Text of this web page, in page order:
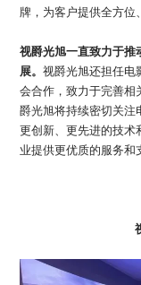
牌，为客户提供全方位
视爵光旭一直致力于推
展。视爵光旭还担任电
会合作，致力于完善相
爵光旭将持续密切关注
更创新、更先进的技术
业提供更优质的服务和